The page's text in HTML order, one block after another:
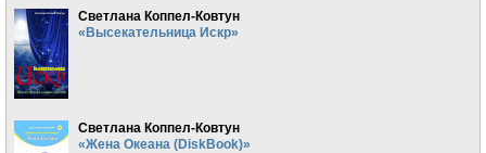
Светлана Коппел-Ковтун
«Высекательница Искр»
Светлана Коппел-Ковтун
«Жена Океана (DiskBook)»